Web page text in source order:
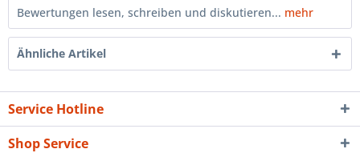
Bewertungen lesen, schreiben und diskutieren... mehr
Ähnliche Artikel
Service Hotline
Shop Service